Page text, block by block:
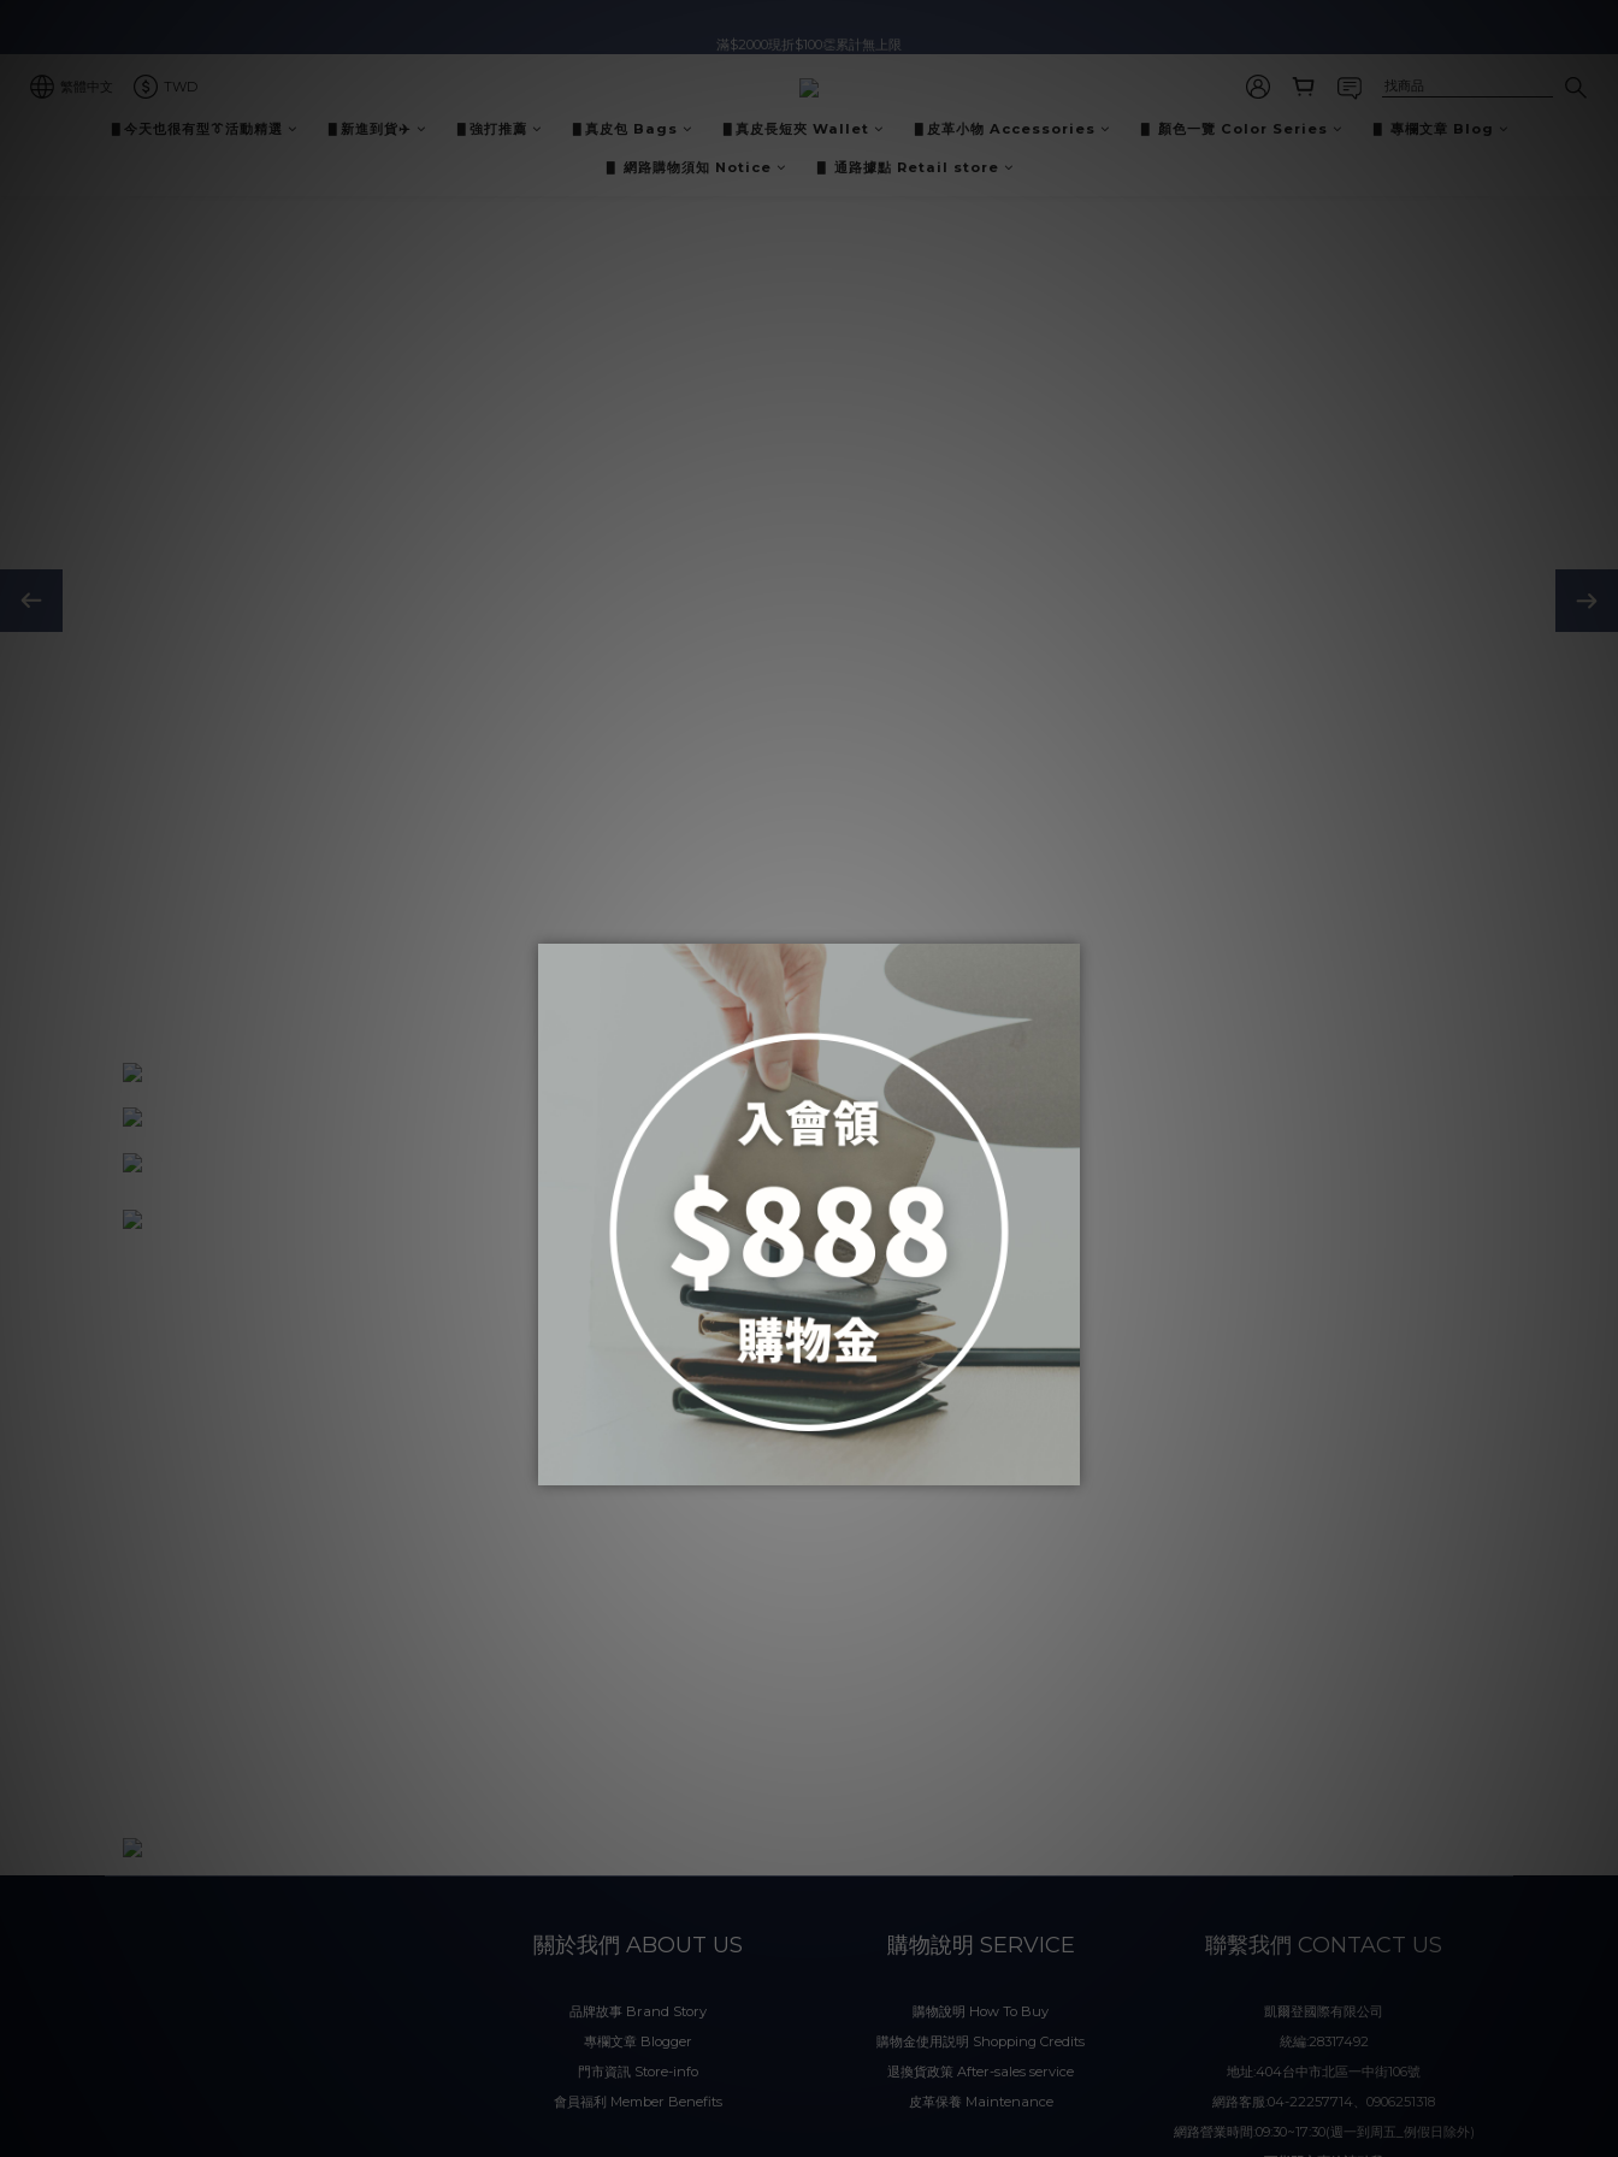
入會即領$888購物金🙌
繁體中文 TWD
▋今天也很有型👔活動精選 ▋新進到貨✈️ ▋強打推薦 ▋真皮包 Bags ▋真皮長短夾 Wallet ▋皮革小物 Accessories ▋ 顏色一覽 Color Series ▋ 專欄文章 Blog
▋ 網路購物須知 Notice ▋ 通路據點 Retail store
關於我們 ABOUT US
品牌故事 Brand Story
專欄文章 Blogger
門市資訊 Store-info
會員福利 Member Benefits
購物說明 SERVICE
購物說明 How To Buy
購物金使用説明 Shopping Credits
退換貨政策 After-sales service
皮革保養 Maintenance
聯繫我們 CONTACT US
凱爾登國際有限公司
統編:28317492
地址:404台中市北區一中街106號
網路客服:04-22257714、0906251318
網路營業時間:09:30~17:30(週一到周五_例假日除外)